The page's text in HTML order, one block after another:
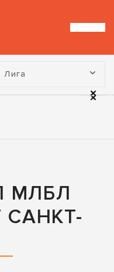
Лига
МЛБЛ
САНКТ-